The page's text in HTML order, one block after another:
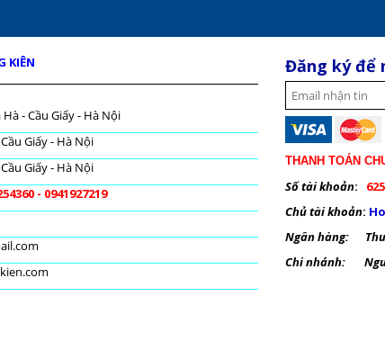
KIÊN
- Cầu Giấy - Hà Nội
Giấy - Hà Nội
Giấy - Hà Nội
- 0941927219
Đăng ký để
THANH TOÁN
Số tài khoản:
Chủ tài khoản:
Ngân hàng:
Chi nhánh: